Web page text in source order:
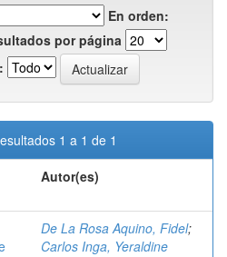
En orden:
por página
1 a 1 de 1
Autor(es)
De La Rosa Aquino, Fidel;
Carlos Inga, Yeraldine